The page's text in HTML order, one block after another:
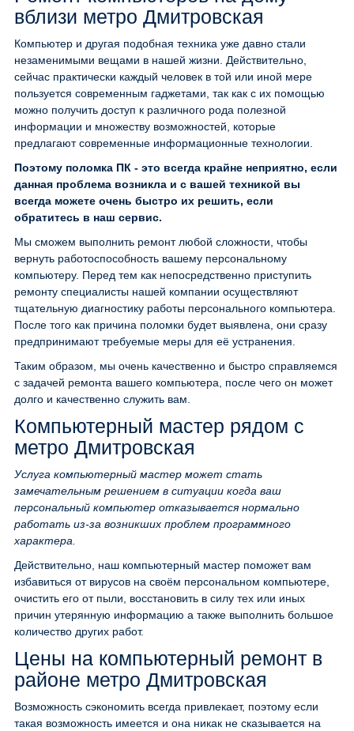
вблизи метро Дмитровская
Компьютер и другая подобная техника уже давно стали
незаменимыми вещами в нашей жизни. Действительно,
сейчас практически каждый человек в той или иной мере
пользуется современным гаджетами, так как с их помощью
можно получить доступ к различного рода полезной
информации и множеству возможностей, которые
предлагают современные информационные технологии.
Поэтому поломка ПК - это всегда крайне неприятно, если
данная проблема возникла и с вашей техникой вы
всегда можете очень быстро их решить, если
обратитесь в наш сервис.
Мы сможем выполнить ремонт любой сложности, чтобы
вернуть работоспособность вашему персональному
компьютеру. Перед тем как непосредственно приступить
ремонту специалисты нашей компании осуществляют
тщательную диагностику работы персонального компьютера.
После того как причина поломки будет выявлена, они сразу
предпринимают требуемые меры для её устранения.
Таким образом, мы очень качественно и быстро справляемся
с задачей ремонта вашего компьютера, после чего он может
долго и качественно служить вам.
Компьютерный мастер рядом с
метро Дмитровская
Услуга компьютерный мастер может стать
замечательным решением в ситуации когда ваш
персональный компьютер отказывается нормально
работать из-за возникших проблем программного
характера.
Действительно, наш компьютерный мастер поможет вам
избавиться от вирусов на своём персональном компьютере,
очистить его от пыли, восстановить в силу тех или иных
причин утерянную информацию а также выполнить большое
количество других работ.
Цены на компьютерный ремонт в
районе метро Дмитровская
Возможность сэкономить всегда привлекает, поэтому если
такая возможность имеется и она никак не сказывается на